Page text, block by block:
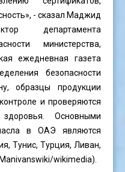
- сказал Маджид
департамента
министерства,
ежедневная газета
безопасности
образцы продукции
и проверяются
Основными
в ОАЭ являются
Тунис, Турция, Ливан,
Manivanswiki/wikimedia).